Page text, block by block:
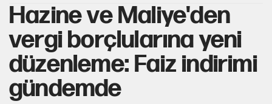
Hazine ve Maliye'den
vergi borçlularına yeni
düzenleme: Faiz indirimi
gündemde